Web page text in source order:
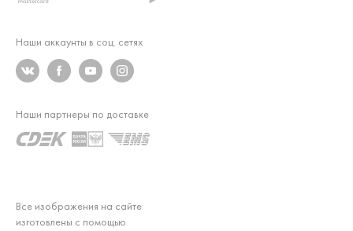
Наши аккаунты в соц. сетях
Все изображения на сайте
изготовлены с помощью
Наши партнеры по доставке